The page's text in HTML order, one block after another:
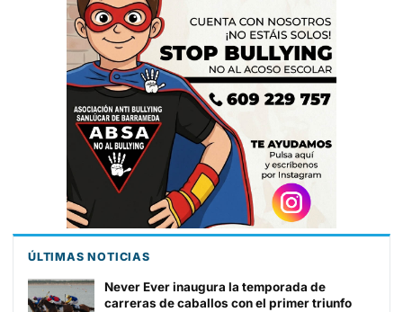
ÚLTIMAS NOTICIAS
Never Ever inaugura la temporada de
carreras de caballos con el primer triunfo